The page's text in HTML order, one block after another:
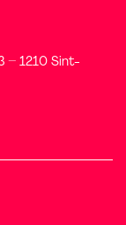
– 1210 Sint-